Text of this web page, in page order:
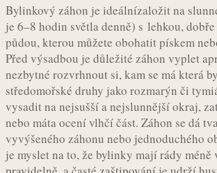
Bylinkový záhon je ideálnízaložit na
je 6–8 hodin světla denně) s lehkou,
půdou, kterou můžete obohatit pískem
Před výsadbou je důležité záhon vyplet
nezbytné rozvrhnout si, kam se má která
středomořské druhy jako rozmarýn či
vysadit na nejsušší a nejslunnější okraj,
nebo máta ocení vlhčí část. Záhon se dá
vyvýšeného záhonu nebo jednoduchého
je myslet na to, že bylinky mají rády méně